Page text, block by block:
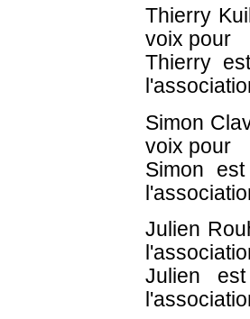
Thierry
voix pour
Thierry
Simon
voix pour
Simon
Julien
Julien